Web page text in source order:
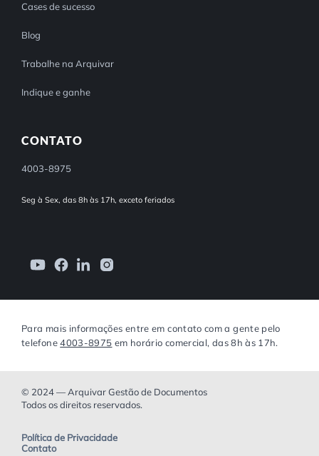
Cases de sucesso
Blog
Trabalhe na Arquivar
Indique e ganhe
CONTATO
4003-8975
Seg à Sex, das 8h às 17h, exceto feriados
Para mais informações entre em contato com a gente pelo
telefone4003-8975 em horário comercial, das 8h às 17h.
© 2024 — Arquivar Gestão de Documentos
Todos os direitos reservados.
Política de Privacidade
Contato